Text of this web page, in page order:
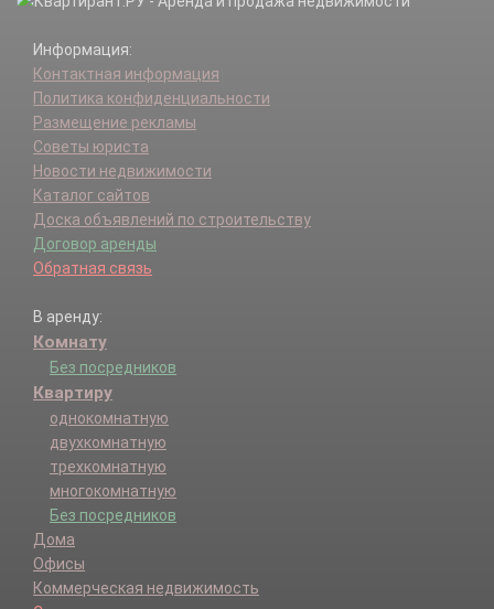
Информация:
Контактная информация
Политика конфиденциальности
Размещение рекламы
Советы юриста
Новости недвижимости
Каталог сайтов
Доска объявлений по строительству
Договор аренды
Обратная связь
В аренду:
Комнату
Без посредников
Квартиру
однокомнатную
двухкомнатную
трехкомнатную
многокомнатную
Без посредников
Дома
Офисы
Коммерческая недвижимость